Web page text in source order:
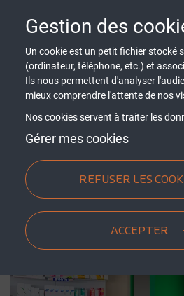
Largeur maximum de
la porte (mm)
1016
Poids net (kg) 140
Gestion des
Un cookie est un petit fichier stocké
(ordinateur, téléphone, etc.) et
Ils nous permettent d'analyser
mieux comprendre l'attente de nos
Nos cookies servent à traiter les
basant sur votre consentement et/
contenus personnalisés, mesure de
données d’audience, ...
Gérer mes cookies
REFUSER LES
ACCEPTER